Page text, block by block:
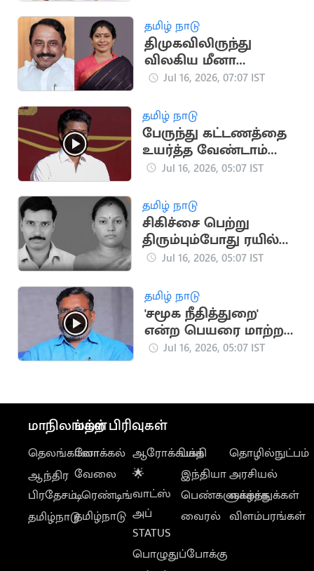
தமிழ் நாடு
திமுகவிலிருந்து
விலகிய மீனா
ஜெயக்குமார்
இணைகிறார்?
Jul 16, 2026, 07:07 IST
தமிழ் நாடு
பேருந்து கட்டணத்தை
உயர்த்த வேண்டாம்
என விஜய்
Jul 16, 2026, 05:07 IST
தமிழ் நாடு
சிகிச்சை பெற்று
திரும்பும்போது ரயில்
மோதி தம்பதி பலி
Jul 16, 2026, 05:07 IST
தமிழ் நாடு
'சமூக நீதித்துறை'
என்ற பெயரை மாற்ற
வேண்டும்..
Jul 16, 2026, 05:07 IST
மாநிலங்கள்
தெலங்கானா
ஆந்திர
பிரதேசம்
தமிழ்நாடு
மற்ற பிரிவுகள்
லோக்கல்
வேலை
டிரெண்டிங்
தமிழ்நாடு
ஆரோக்கியம்
🌟
வாட்ஸ்
அப்
STATUS
பொழுதுப்போக்கு
பக்தி
இந்தியா
பெண்களுக்காக
வைரல்
தொழில்நுட்பம்
அரசியல்
வாழ்த்துக்கள்
விளம்பரங்கள்